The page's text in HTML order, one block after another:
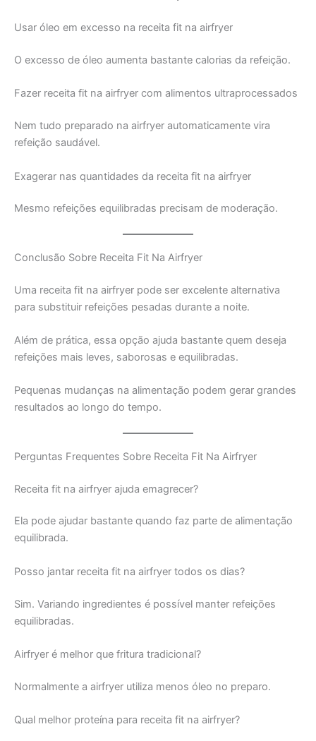
Usar óleo em excesso na receita fit na airfryer
O excesso de óleo aumenta bastante calorias da refeição.
Fazer receita fit na airfryer com alimentos ultraprocessados
Nem tudo preparado na airfryer automaticamente vira
refeição saudável.
Exagerar nas quantidades da receita fit na airfryer
Mesmo refeições equilibradas precisam de moderação.
Conclusão Sobre Receita Fit Na Airfryer
Uma receita fit na airfryer pode ser excelente alternativa
para substituir refeições pesadas durante a noite.
Além de prática, essa opção ajuda bastante quem deseja
refeições mais leves, saborosas e equilibradas.
Pequenas mudanças na alimentação podem gerar grandes
resultados ao longo do tempo.
Perguntas Frequentes Sobre Receita Fit Na Airfryer
Receita fit na airfryer ajuda emagrecer?
Ela pode ajudar bastante quando faz parte de alimentação
equilibrada.
Posso jantar receita fit na airfryer todos os dias?
Sim. Variando ingredientes é possível manter refeições
equilibradas.
Airfryer é melhor que fritura tradicional?
Normalmente a airfryer utiliza menos óleo no preparo.
Qual melhor proteína para receita fit na airfryer?